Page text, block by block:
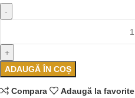
ADAUGĂ ÎN COȘ
Compara Adaugă la favorite